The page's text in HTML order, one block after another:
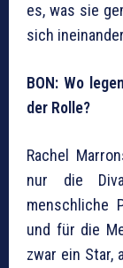
es, was sie
sich
BON: Wo
der Rolle?
Rachel
nur die
menschliche
und für die
zwar ein Star,